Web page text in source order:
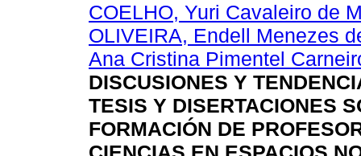
COELHO, Yuri Cavaleiro de
OLIVEIRA, Endell Menezes
Ana Cristina Pimentel
DISCUSIONES Y
TESIS Y DISERTACIONES
FORMACIÓN DE